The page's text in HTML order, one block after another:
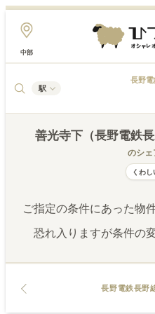
中部
駅
長野
善光寺下（長野電鉄長
のシェ
くわし
ご指定の条件にあった物
恐れ入りますが条件の
長野電鉄長野